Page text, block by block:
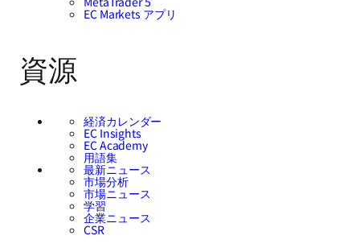
EC Markets アプリ
資源
経済カレンダー
EC Insights
EC Academy
用語集
最新ニュース
市場分析
市場ニュース
学習
企業ニュース
CSR